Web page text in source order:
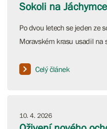
Sokoli na Jáchymce
Po dvou letech se jeden ze
Moravském krasu usadil na
Celý článek
10. 4. 2026